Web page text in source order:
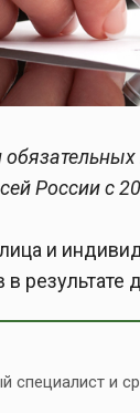
России с
и
результате
специалист и